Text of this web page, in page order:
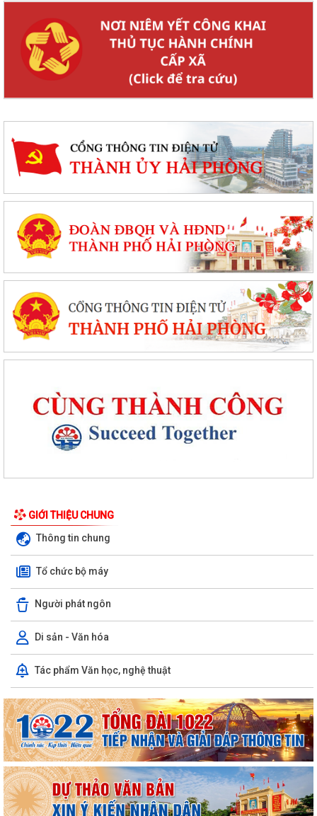
GIỚI THIỆU CHUNG
Thông tin chung
Tổ chức bộ máy
Người phát ngôn
Di sản - Văn hóa
Tác phẩm Văn học, nghệ thuật
Quyết định số 1573/QĐ-UBND Về việc cho Tổng Công ty phát triển đô
thị Kinh Bắc - CTCP thuê đất để...
Chương trình công tác tháng 7 năm 2026 của UBND xã Thượng Hồng
Thông báo về số lượng, tên gọi các thôn sau sắp xếp, tổ chức lại các
thôn trên địa bàn xã Thượng...
UBND xã Thượng Hồng ban hành quyết định về nội quy tiếp công dân
tại Trụ sở UBND xã